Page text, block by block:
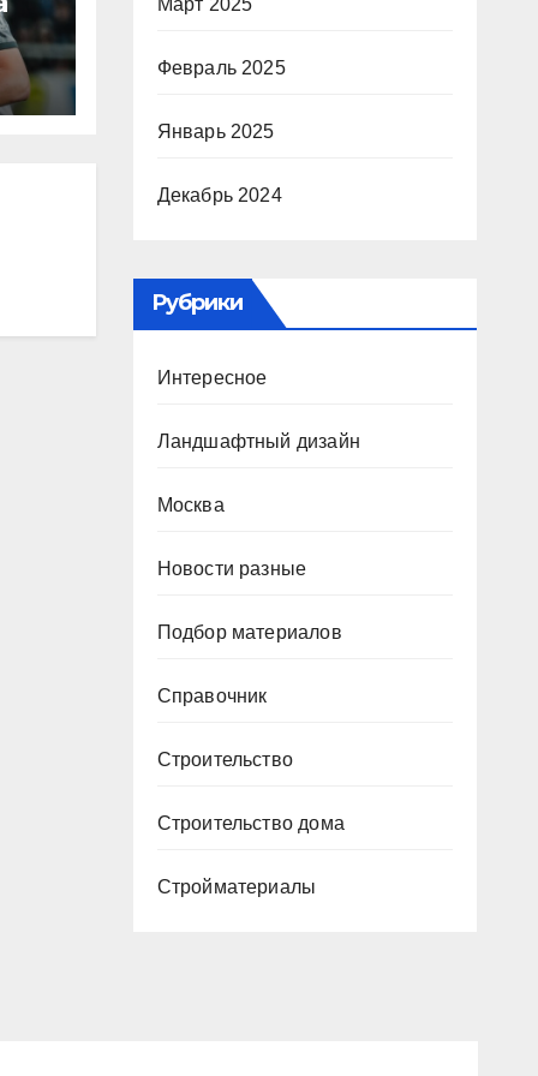
Март 2025
Февраль 2025
Январь 2025
Декабрь 2024
Рубрики
Интересное
Ландшафтный дизайн
Москва
Новости разные
Подбор материалов
Справочник
Строительство
Строительство дома
Стройматериалы